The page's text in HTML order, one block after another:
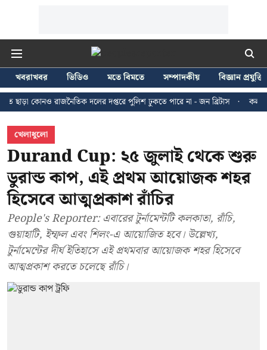
খবরাখবর ভিডিও মতে বিমতে সম্পাদকীয়
বিজ্ঞান প্রযুক্তি
রাজনৈতিক দলের দপ্তরে পুলিশ ঢুকতে পারে না - জন ব্রিটাস
কলকাতায় ২৪
খেলাধুলো
Durand Cup: ২৫ জুলাই থেকে শুরু
ডুরান্ড কাপ, এই প্রথম আয়োজক শহর
হিসেবে আত্মপ্রকাশ রাঁচির
People's Reporter: এবারের টুর্নামেন্টটি কলকাতা, রাঁচি,
গুয়াহাটি, ইম্ফল এবং শিলং-এ আয়োজিত হবে। উল্লেখ্য,
টুর্নামেন্টের দীর্ঘ ইতিহাসে এই প্রথমবার আয়োজক শহর হিসেবে
আত্মপ্রকাশ করতে চলেছে রাঁচি।